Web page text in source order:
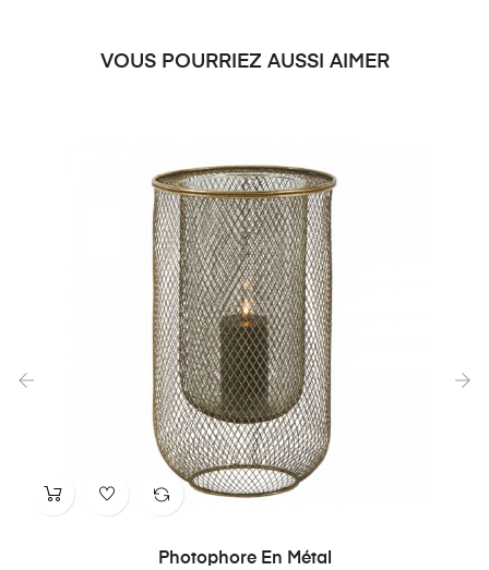
VOUS POURRIEZ AUSSI AIMER
Photophore En Métal